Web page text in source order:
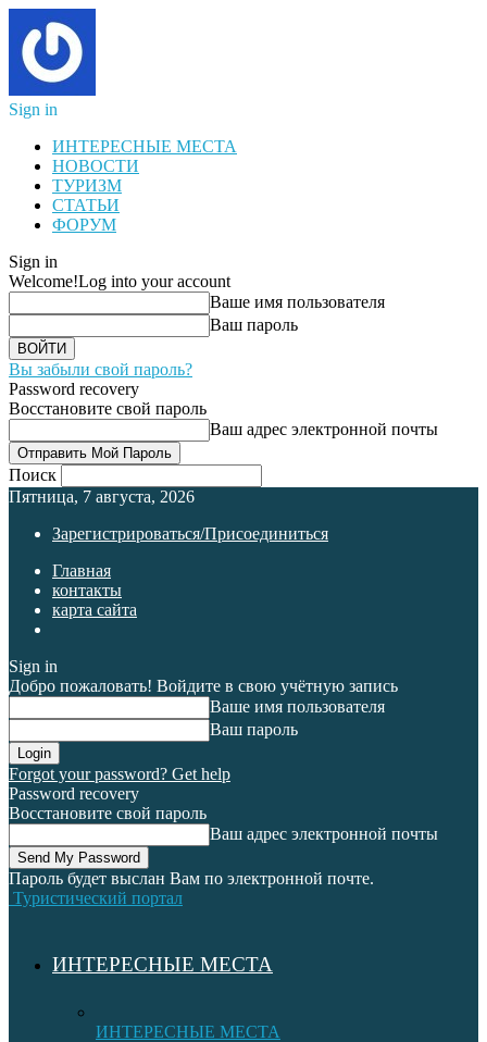
Sign in
ИНТЕРЕСНЫЕ МЕСТА
НОВОСТИ
ТУРИЗМ
СТАТЬИ
ФОРУМ
Sign in
Welcome!Log into your account
Ваше имя пользователя
Ваш пароль
Вы забыли свой пароль?
Password recovery
Восстановите свой пароль
Ваш адрес электронной почты
Поиск
Пятница, 7 августа, 2026
Зарегистрироваться/Присоединиться
Главная
контакты
карта сайта
Sign in
Добро пожаловать! Войдите в свою учётную запись
Ваше имя пользователя
Ваш пароль
Forgot your password? Get help
Password recovery
Восстановите свой пароль
Ваш адрес электронной почты
Пароль будет выслан Вам по электронной почте.
Туристический портал
ИНТЕРЕСНЫЕ МЕСТА
ИНТЕРЕСНЫЕ МЕСТА